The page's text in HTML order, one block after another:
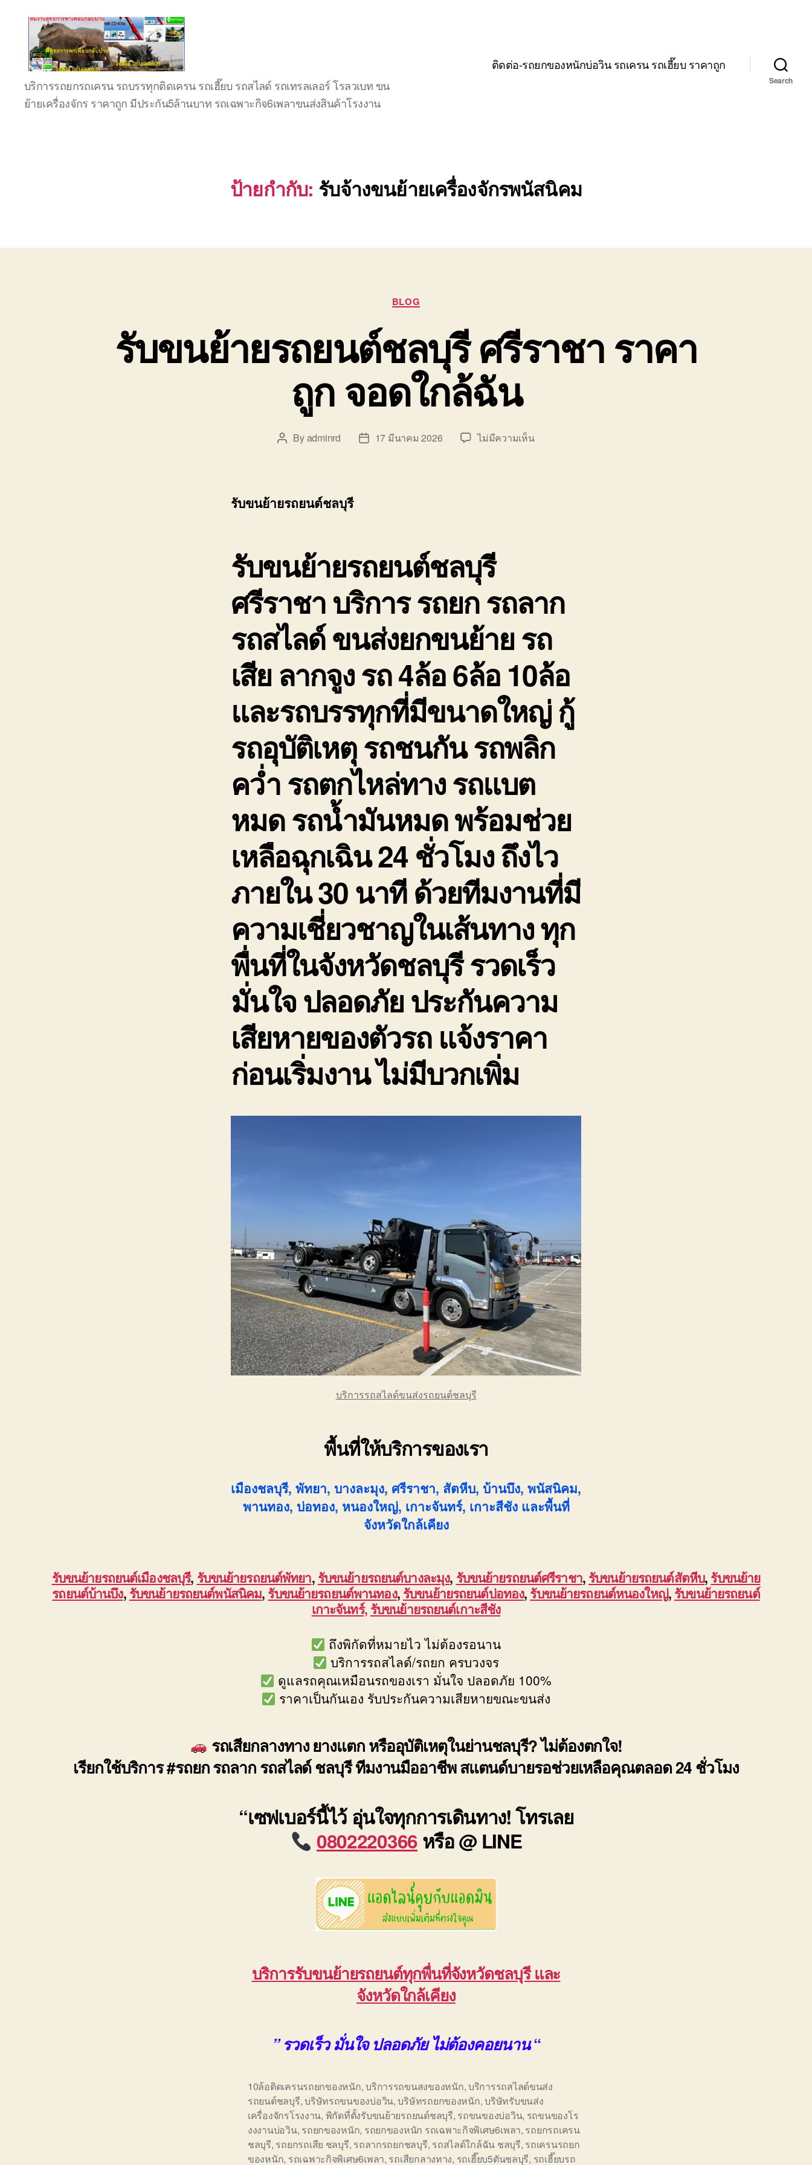
บริษัท
รถ
บรรทุก
รับจ้าง
บริการรถยกรถเครน รถบรรทุกติดเครน รถเฮี๊ยบ รถสไลด์ รถเทรลเลอร์ โรลวเบท ขน
ย้ายเครื่องจักร ราคาถูก มีประกัน5ล้านบาท รถเฉพาะกิจ6เพลาขนส่งสินค้าโรงงาน
ติดต่อ-รถยกของหนักบ่อวิน รถเครน รถเฮี๊ยบ ราคาถูก
Search
ป้ายกำกับ: รับจ้างขนย้ายเครื่องจักรพนัสนิคม
Categories
BLOG
รับขนย้ายรถยนต์ชลบุรี ศรีราชา ราคา
ถูก จอดใกล้ฉัน
Post
Byadminrd
Post17 มีนาคม 2026 ไม่มีความเห็นบน
ฉัน
รับขนย้ายรถยนต์ชลบุรี
รับขนย้ายรถยนต์ชลบุรี
ศรีราชา บริการ รถยก รถลาก
รถสไลด์ ขนส่งยกขนย้าย รถ
เสีย ลากจูง รถ 4ล้อ 6ล้อ 10ล้อ
และรถบรรทุกที่มีขนาดใหญ่ กู้
รถอุบัติเหตุ รถชนกัน รถพลิก
คว่ำ รถตกไหล่ทาง รถแบต
หมด รถน้ำมันหมด พร้อมช่วย
เหลือฉุกเฉิน 24 ชั่วโมง ถึงไว
ภายใน 30 นาที ด้วยทีมงานที่มี
ความเชี่ยวชาญในเส้นทาง ทุก
พื่นที่ในจังหวัดชลบุรี รวดเร็ว
มั่นใจ ปลอดภัย ประกันความ
เสียหายของตัวรถ แจ้งราคา
ก่อนเริ่มงาน ไม่มีบวกเพิ่ม
บริการรถสไลด์ขนส่งรถยนต์ชลบุรี
พื้นที่ให้บริการของเรา
เมืองชลบุรี, พัทยา, บางละมุง, ศรีราชา, สัตหีบ, บ้านบึง, พนัสนิคม,
พานทอง, บ่อทอง, หนองใหญ่, เกาะจันทร์, เกาะสีชัง และพื้นที่
จังหวัดใกล้เคียง
รับขนย้ายรถยนต์เมืองชลบุรี, รับขนย้ายรถยนต์พัทยา, รับขนย้ายรถยนต์บางละมุง, รับขนย้ายรถยนต์ศรีราชา, รับขนย้ายรถยนต์สัตหีบ, รับขนย้าย
รถยนต์บ้านบึง, รับขนย้ายรถยนต์พนัสนิคม, รับขนย้ายรถยนต์พานทอง, รับขนย้ายรถยนต์บ่อทอง, รับขนย้ายรถยนต์หนองใหญ่, รับขนย้ายรถยนต์
เกาะจันทร์, รับขนย้ายรถยนต์เกาะสีชัง
ถึงพิกัดที่หมายไว ไม่ต้องรอนาน
บริการรถสไลด์/รถยก ครบวงจร
ดูแลรถคุณเหมือนรถของเรา มั่นใจ ปลอดภัย 100%
ราคาเป็นกันเอง รับประกันความเสียหายขณะขนส่ง
รถเสียกลางทาง ยางแตก หรืออุบัติเหตุในย่านชลบุรี? ไม่ต้องตกใจ!
เรียกใช้บริการ #รถยก รถลาก รถสไลด์ ชลบุรี ทีมงานมืออาชีพ สแตนด์บายรอช่วยเหลือคุณตลอด 24 ชั่วโมง
“เซฟเบอร์นี้ไว้ อุ่นใจทุกการเดินทาง! โทรเลย
0802220366หรือ @ LINE
บริการรับขนย้ายรถยนต์ทุกพื่นที่จังหวัดชลบุรี และ
จังหวัดใกล้เคียง
” รวดเร็ว มั่นใจ ปลอดภัย ไม่ต้องคอยนาน“
10ล้อติดเครนรถยกของหนัก,บริการรถขนสงของหนัก,บริการรถสไลด์ขนส่ง
รถยนต์ชลบุรี,บริษัทรถขนของบ่อวิน,บริษัทรถยกของหนัก,บริษัทรับขนส่ง
เครื่องจักรโรงงาน, พิกัดที่ตั้งรับขนย้ายรถยนต์ชลบุรี, รถขนของบ่อวิน, รถขนของโร
งงงานบ่อวิน, รถยกของหนัก, รถยกของหนัก รถเฉพาะกิจพิเศษ6เพลา, รถยกรถเครน
ชลบุรี, รถยกรถเสีย ชลบุรี, รถลากรถยกชลบุรี, รถสไลด์ใกล้ฉัน ชลบุรี, รถเครนรถยก
ของหนัก, รถเฉพาะกิจพิเศษ6เพลา, รถเสียกลางทาง, รถเฮี๊ยบ5ตันชลบุรี, รถเฮี๊ยบรถ